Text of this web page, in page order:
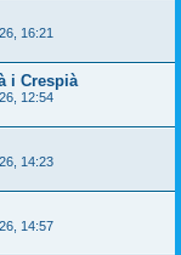
16:21
i Crespià
12:54
14:23
14:57